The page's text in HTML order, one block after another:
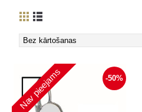
-50%
Nav pieejams